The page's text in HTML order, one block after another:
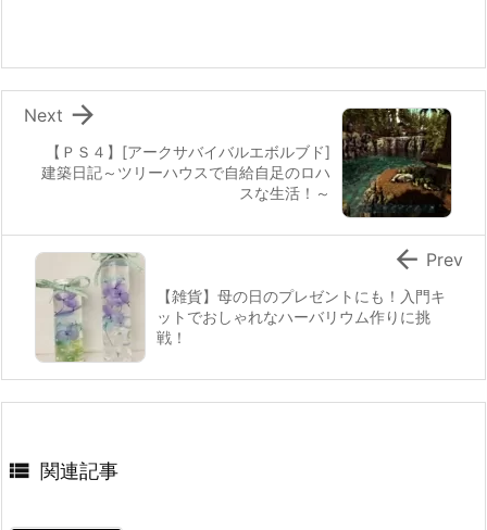
【ＰＳ４】[アークサバイバルエボルブド]
建築日記～ツリーハウスで自給自足のロハ
スな生活！～

Next
【雑貨】母の日のプレゼントにも！入門キ
ットでおしゃれなハーバリウム作りに挑
戦！
 Prev
 関連記事